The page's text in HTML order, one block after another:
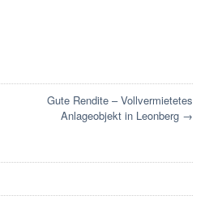
Gute Rendite – Vollvermietetes
Anlageobjekt in Leonberg →